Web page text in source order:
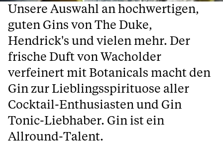
Unsere Auswahl an hochwertigen,
guten Gins von The Duke,
Hendrick's und vielen mehr. Der
frische Duft von Wacholder
verfeinert mit Botanicals macht den
Gin zur Lieblingsspirituose aller
Cocktail-Enthusiasten und Gin
Tonic-Liebhaber. Gin ist ein
Allround-Talent.